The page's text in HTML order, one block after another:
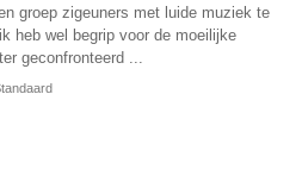
groep zigeuners met luide muziek te
heb wel begrip voor de moeilijke
geconfronteerd ...